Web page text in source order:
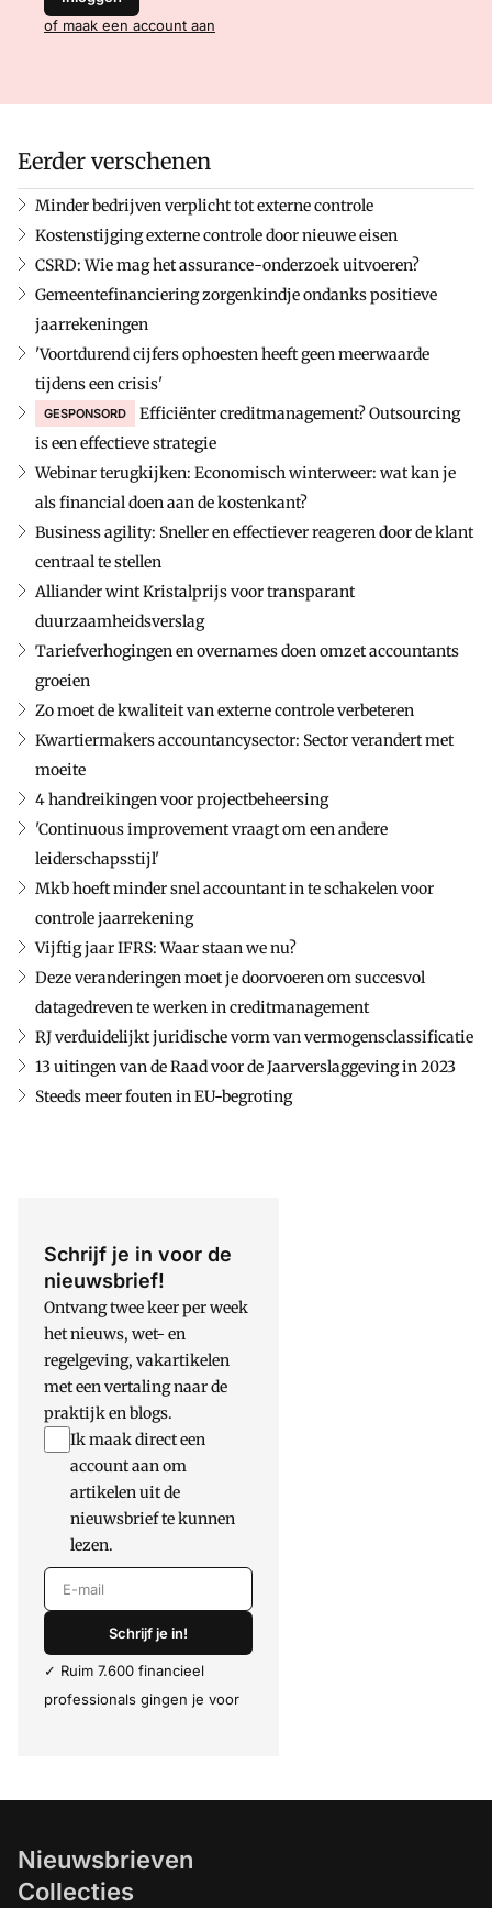
of maak een account aan
Eerder verschenen
Minder bedrijven verplicht tot externe controle
Kostenstijging externe controle door nieuwe eisen
CSRD: Wie mag het assurance-onderzoek uitvoeren?
Gemeentefinanciering zorgenkindje ondanks positieve
jaarrekeningen
'Voortdurend cijfers ophoesten heeft geen meerwaarde
tijdens een crisis'
GESPONSORD
Efficiënter creditmanagement? Outsourcing
is een effectieve strategie
Webinar terugkijken: Economisch winterweer: wat kan je
als financial doen aan de kostenkant?
Business agility: Sneller en effectiever reageren door de klant
centraal te stellen
Alliander wint Kristalprijs voor transparant
duurzaamheidsverslag
Tariefverhogingen en overnames doen omzet accountants
groeien
Zo moet de kwaliteit van externe controle verbeteren
Kwartiermakers accountancysector: Sector verandert met
moeite
4 handreikingen voor projectbeheersing
'Continuous improvement vraagt om een andere
leiderschapsstijl'
Mkb hoeft minder snel accountant in te schakelen voor
controle jaarrekening
Vijftig jaar IFRS: Waar staan we nu?
Deze veranderingen moet je doorvoeren om succesvol
datagedreven te werken in creditmanagement
RJ verduidelijkt juridische vorm van vermogensclassificatie
13 uitingen van de Raad voor de Jaarverslaggeving in 2023
Steeds meer fouten in EU-begroting
Schrijf je in voor de
nieuwsbrief!
Ontvang twee keer per week
het nieuws, wet- en
regelgeving, vakartikelen
met een vertaling naar de
praktijk en blogs.
Ik maak direct een
account aan om
artikelen uit de
nieuwsbrief te kunnen
lezen.
E-mail
Schrijf je in!
✓ Ruim 7.600 financieel
professionals gingen je voor
Nieuwsbrieven
Collecties